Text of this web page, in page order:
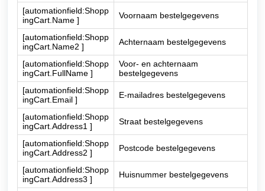
[automationfield:Shopp
ingCart.Name ]
Voornaam bestelgegevens
[automationfield:Shopp
ingCart.Name2 ]
Achternaam bestelgegevens
[automationfield:Shopp
ingCart.FullName ]
Voor- en achternaam
bestelgegevens
[automationfield:Shopp
ingCart.Email ]
E-mailadres bestelgegevens
[automationfield:Shopp
ingCart.Address1 ]
Straat bestelgegevens
[automationfield:Shopp
ingCart.Address2 ]
Postcode bestelgegevens
[automationfield:Shopp
ingCart.Address3 ]
Huisnummer bestelgegevens